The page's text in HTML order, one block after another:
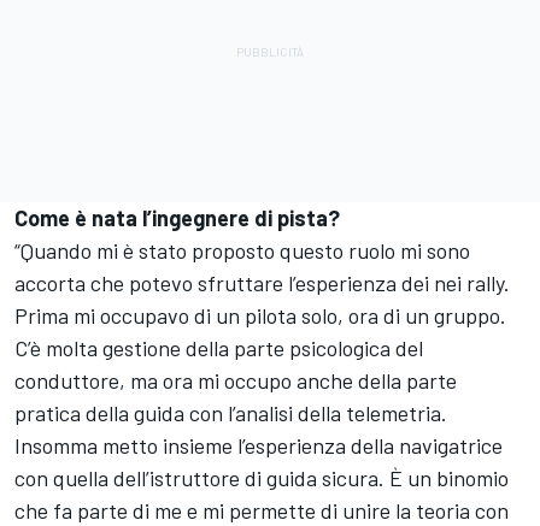
Come è nata l’ingegnere di pista?
“Quando mi è stato proposto questo ruolo mi sono
accorta che potevo sfruttare l’esperienza dei nei rally.
Prima mi occupavo di un pilota solo, ora di un gruppo.
C’è molta gestione della parte psicologica del
conduttore, ma ora mi occupo anche della parte
pratica della guida con l’analisi della telemetria.
Insomma metto insieme l’esperienza della navigatrice
con quella dell’istruttore di guida sicura. È un binomio
che fa parte di me e mi permette di unire la teoria con